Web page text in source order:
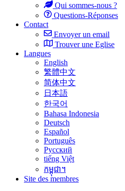
Qui sommes-nous ?
Questions-Réponses
Contact
Envoyer un email
Trouver une Eglise
Langues
English
繁體中文
简体中文
日本語
한국어
Bahasa Indonesia
Deutsch
Español
Português
Русский
tiếng Việt
កម្ពុជា។
Site des membres